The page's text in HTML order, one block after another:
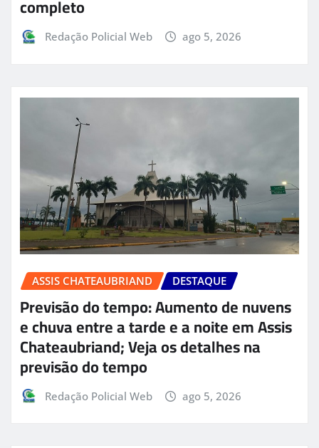
completo
Redação Policial Web ago 5, 2026
ASSIS CHATEAUBRIAND DESTAQUE
Previsão do tempo: Aumento de nuvens
e chuva entre a tarde e a noite em Assis
Chateaubriand; Veja os detalhes na
previsão do tempo
Redação Policial Web ago 5, 2026